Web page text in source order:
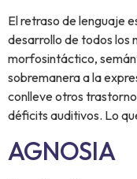
El retraso de lenguaje
desarrollo de todos los
morfosintáctico,
sobremanera a la
conlleve otros
déficits auditivos. Lo
AGNOSIA